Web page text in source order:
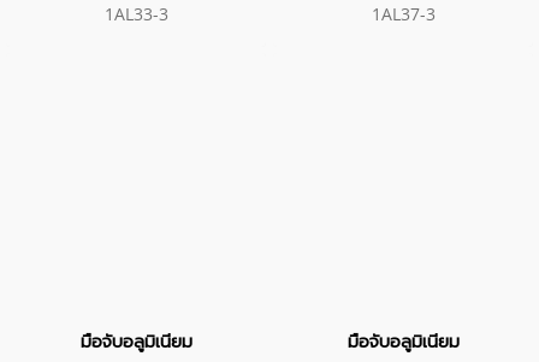
1AL33-3 1AL37-3
มือจับอลูมิเนียม มือจับอลูมิเนียม